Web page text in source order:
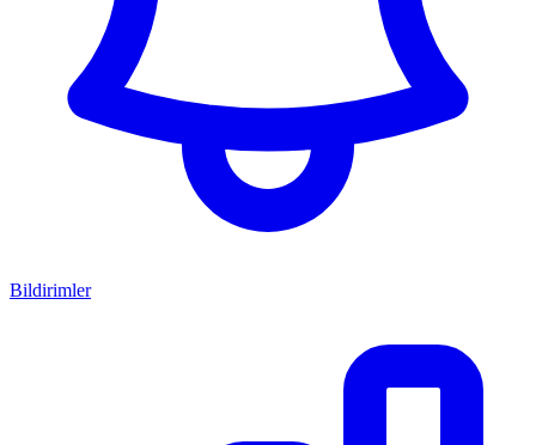
Bildirimler